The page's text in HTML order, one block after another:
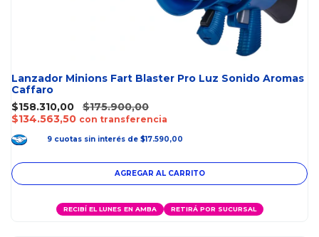
Lanzador Minions Fart Blaster Pro Luz Sonido Aromas
Caffaro
$158.310,00
$175.900,00
$134.563,50 con transferencia
9 cuotas sin interés de $17.590,00
RECIBÍ EL LUNES EN AMBA RETIRÁ POR SUCURSAL